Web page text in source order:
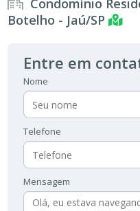
Condomínio
Botelho - Jaú/SP
Entre em
Nome
Telefone
Mensagem